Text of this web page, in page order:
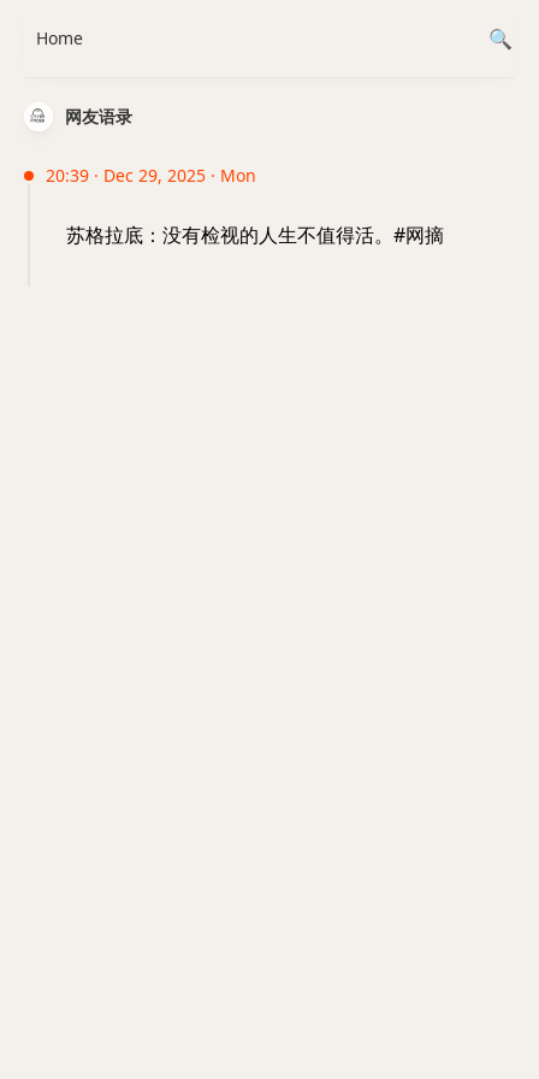
网友语录
20:39 · Dec 29, 2025 · Mon
苏格拉底：没有检视的人生不值得活。#网摘
Home